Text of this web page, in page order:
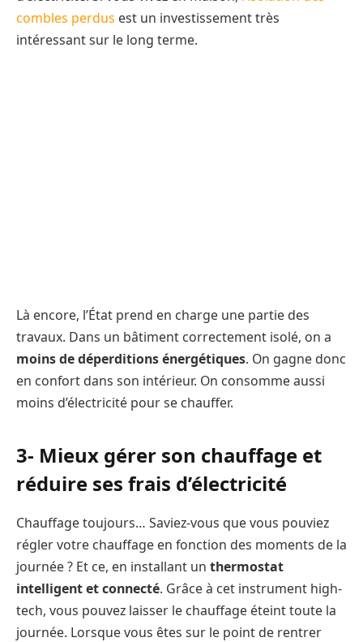
combles perdus est un investissement très
intéressant sur le long terme.
Là encore, l’État prend en charge une partie des
travaux. Dans un bâtiment correctement isolé, on a
moins de déperditions énergétiques. On gagne donc
en confort dans son intérieur. On consomme aussi
moins d’électricité pour se chauffer.
3- Mieux gérer son chauffage et
réduire ses frais d’électricité
Chauffage toujours… Saviez-vous que vous pouviez
régler votre chauffage en fonction des moments de la
journée ? Et ce, en installant un thermostat
intelligent et connecté. Grâce à cet instrument high-
tech, vous pouvez laisser le chauffage éteint toute la
journée. Lorsque vous êtes sur le point de rentrer